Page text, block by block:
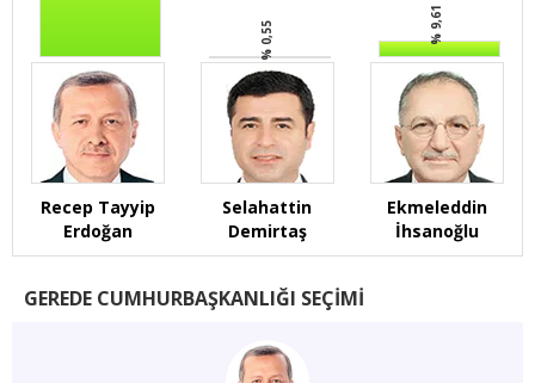
Recep Tayyip
Erdoğan
% 0,55
Selahattin
Demirtaş
% 9,61
Ekmeleddin
İhsanoğlu
GEREDE CUMHURBAŞKANLIĞI SEÇİMİ